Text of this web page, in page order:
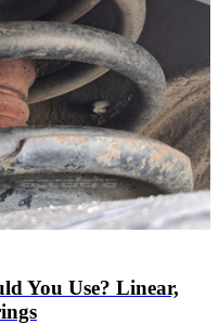
You Use? Linear,